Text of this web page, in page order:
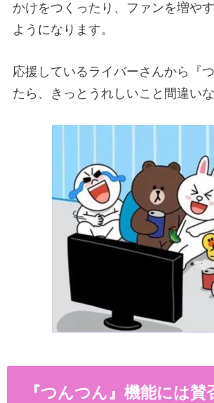
かけをつくったり、ファンを増や
ようになります。
応援しているライバーさんから『
たら、きっとうれしいこと間違いな
『つんつん』機能には賛